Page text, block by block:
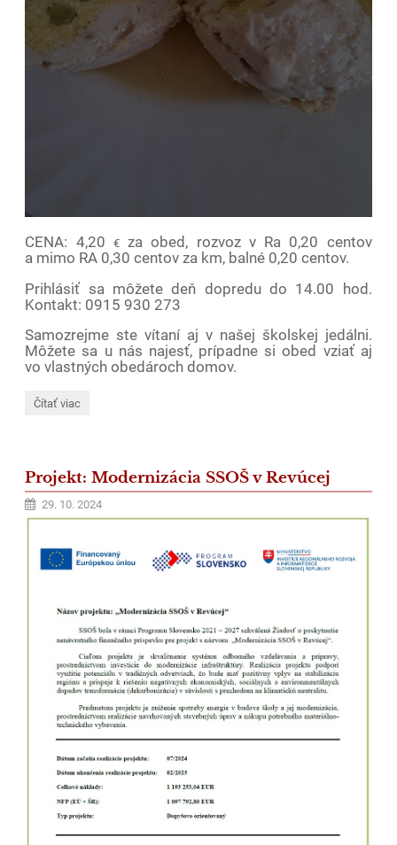
CENA: 4,20 €za obed, rozvoz v Ra 0,20 centov
a mimo RA 0,30 centov za km, balné 0,20 centov.
Prihlásiť sa môžete deň dopredu do 14.00 hod.
Kontakt: 0915 930 273
Samozrejme ste vítaní aj v našej školskej jedálni.
Môžete sa u nás najesť, prípadne si obed vziať aj
vo vlastných obedároch domov.
Takto
kuchyni
-
príďte
ochutnať:
Čítať viac
Projekt: Modernizácia SSOŠ v Revúcej
29. 10. 2024